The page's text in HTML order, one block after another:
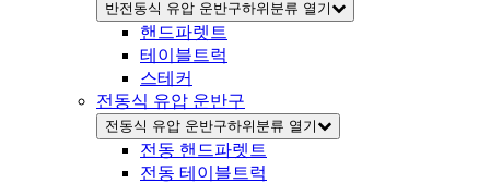
반전동식 유압 운반구하위분류 열기
핸드파렛트
테이블트럭
스테커
전동식 유압 운반구
전동식 유압 운반구하위분류 열기
전동 핸드파렛트
전동 테이블트럭